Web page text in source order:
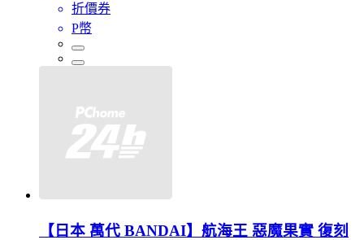
折價券
P幣
【日本 萬代 BANDAI】航海王 惡魔果實 復刻